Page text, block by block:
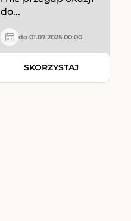
do...
do 01.07.2025 00:00
SKORZYSTAJ